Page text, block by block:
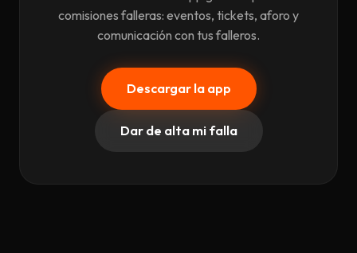
comisiones falleras: eventos, tickets, aforo y
comunicación con tus falleros.
Descargar la app
Dar de alta mi falla